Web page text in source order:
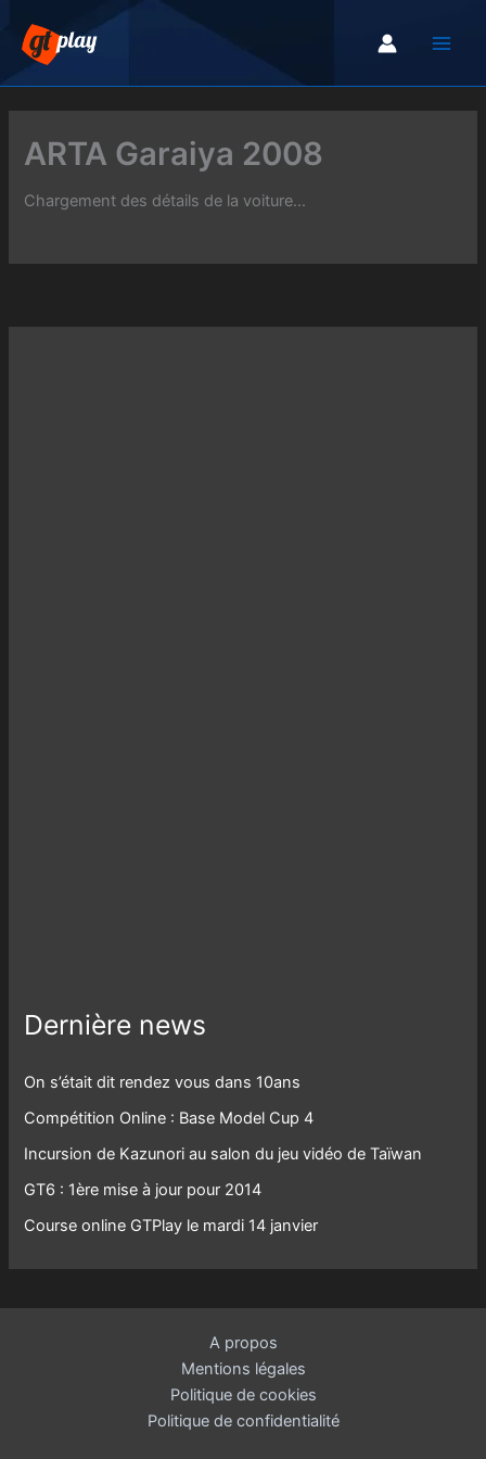
contenu
ARTA Garaiya 2008
Chargement des détails de la voiture...
Dernière news
On s’était dit rendez vous dans 10ans
Compétition Online : Base Model Cup 4
Incursion de Kazunori au salon du jeu vidéo de Taïwan
GT6 : 1ère mise à jour pour 2014
Course online GTPlay le mardi 14 janvier
A propos
Mentions légales
Politique de cookies
Politique de confidentialité